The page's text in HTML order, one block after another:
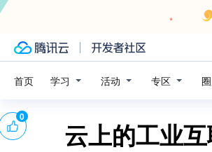
首页 学习 活动 专区
云上的工业
0